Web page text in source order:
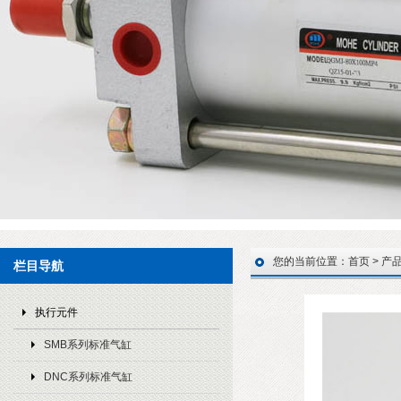
栏目导航
执行元件
SMB系列标准气缸
DNC系列标准气缸
您的当前位置： 首页 > 产